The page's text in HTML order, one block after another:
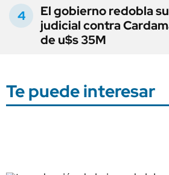
El gobierno redobla
judicial contra
de u$s 35M
Te puede interesar